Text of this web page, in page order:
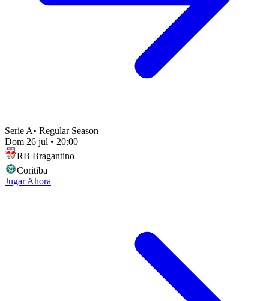
Serie A• Regular Season
Dom 26 jul • 20:00
RB Bragantino
Coritiba
Jugar Ahora